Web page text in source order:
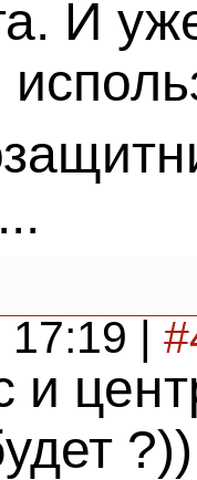
И
17:19 |
и
?))